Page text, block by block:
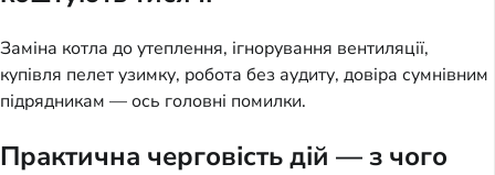
Заміна котла до утеплення, ігнорування вентиляції,
купівля пелет узимку, робота без аудиту, довіра сумнівним
підрядникам — ось головні помилки.
Практична черговість дій — з чого